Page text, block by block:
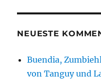
NEUESTE
Buendia,
von Tanguy und